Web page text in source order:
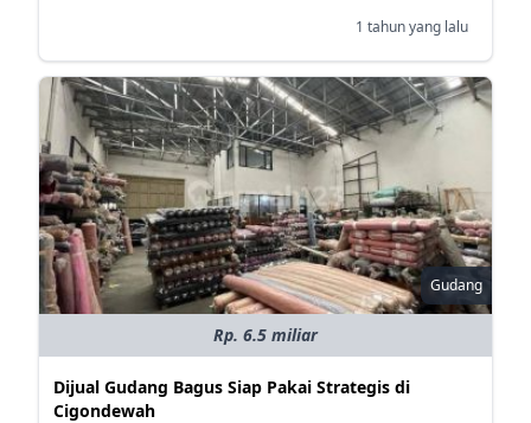
1 tahun yang lalu
Gudang
Rp. 6.5 miliar
Dijual Gudang Bagus Siap Pakai Strategis di
Cigondewah